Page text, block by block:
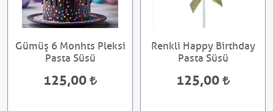
Gümüş 6 Monhts Pleksi
Pasta Süsü
125,00
Renkli Happy Birthday
Pasta Süsü
125,00